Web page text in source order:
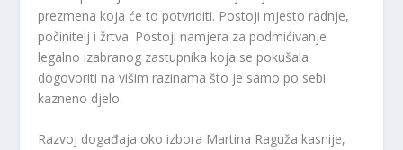
prezmena koja će to potvriditi. Postoji mjesto radnje,
počinitelj i žrtva. Postoji namjera za podmićivanje
legalno izabranog zastupnika koja se pokušala
dogovoriti na višim razinama što je samo po sebi
kazneno djelo.
Razvoj događaja oko izbora Martina Raguža kasnije,